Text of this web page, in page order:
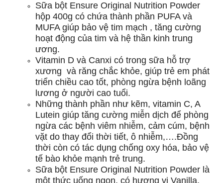
Sữa bột Ensure Original Nutrition Powder
hộp 400g có chứa thành phần PUFA và
MUFA giúp bảo vệ tim mạch , tăng cường
hoạt động của tim và hệ thần kinh trung
ương.
Vitamin D và Canxi có trong sữa hỗ trợ
xương và răng chắc khỏe, giúp trẻ em phát
triển chiều cao tốt, phòng ngừa bệnh loãng
lương ở người cao tuổi.
Những thành phần như kẽm, vitamin C, A
Lutein giúp tăng cường miễn dịch để phòng
ngừa các bệnh viêm nhiễm, cảm cúm, bệnh
vặt do thay đổi thời tiết, ô nhiễm,….Đồng
thời còn có tác dụng chống oxy hóa, bảo vệ
tế bào khỏe mạnh trẻ trung.
Sữa bột Ensure Original Nutrition Powder là
một thức uống ngon, có hương vị Vanilla,